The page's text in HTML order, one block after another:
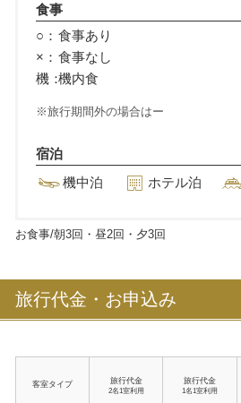
食事
○： 食事あり
×： 食事なし
機：機内食
旅行期間外の場合はー
宿泊
機中泊
ホテル泊
お食事/朝3回・昼2回・夕3回
旅行代金・お申込み
客室タイプ 旅行代金
2名1室利用
旅行代金
1名1室利用